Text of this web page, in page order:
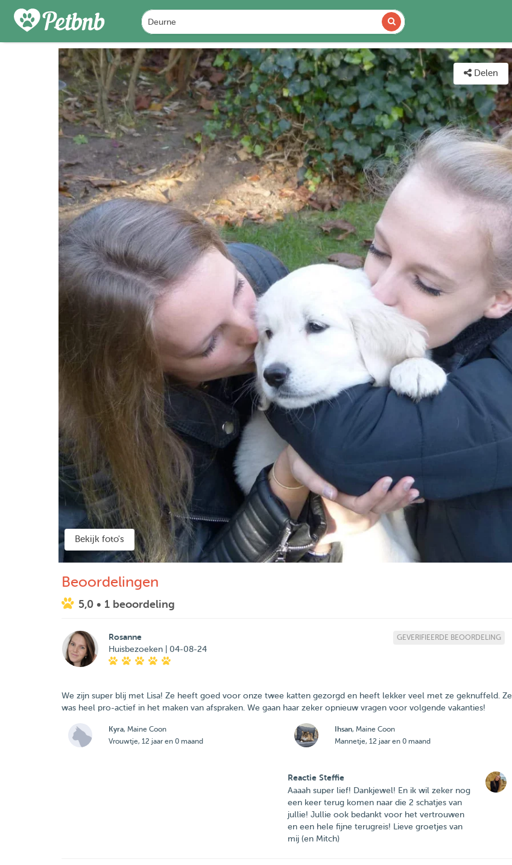
FOTO'S BEOORDELINGEN DETAILS KAART
Delen
Bekijk foto's
Beoordelingen
5,0 • 1 beoordeling
Rosanne
Huisbezoeken | 04-08-24
GEVERIFIEERDE BEOORDELING
We zijn super blij met Lisa! Ze heeft goed voor onze twee katten gezorgd en heeft lekker veel met ze geknuffeld. Ze
was heel pro-actief in het maken van afspraken. We gaan haar zeker opnieuw vragen voor volgende vakanties!
Kyra, Maine Coon
Vrouwtje, 12 jaar en 0 maand
Ihsan, Maine Coon
Mannetje, 12 jaar en 0 maand
Reactie Steffie
Aaaah super lief! Dankjewel! En ik wil zeker nog
een keer terug komen naar die 2 schatjes van
jullie! Jullie ook bedankt voor het vertrouwen
en een hele fijne terugreis! Lieve groetjes van
mij (en Mitch)